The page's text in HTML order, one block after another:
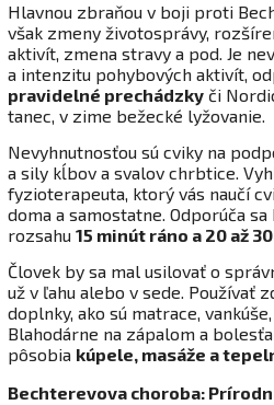
Hlavnou zbraňou v boji proti
však zmeny životosprávy,
aktivít, zmena stravy a pod. Je
a intenzitu pohybových aktivít,
pravidelné prechádzky či
tanec, v zime bežecké lyžovanie.
Nevyhnutnosťou sú cviky na
a sily kĺbov a svalov chrbtice.
fyzioterapeuta, ktorý vás naučí
doma a samostatne. Odporúča
rozsahu 15 minút ráno a 20 až
Človek by sa mal usilovať o
už v ľahu alebo v sede. Používať
doplnky, ako sú matrace,
Blahodárne na zápalom a
pôsobia kúpele, masáže a
Bechterevova choroba: